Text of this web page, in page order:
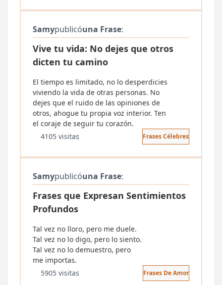
Samypublicóuna Frase:
Vive tu vida: No dejes que otros
dicten tu camino
El tiempo es limitado, no lo desperdicies
viviendo la vida de otras personas. No
dejes que el ruido de las opiniones de
otros, ahogue tu propia voz interior. Ten
el coraje de seguir tu corazón.
4105 visitas
Frases Célebres
Samypublicóuna Frase:
Frases que Expresan Sentimientos
Profundos
Tal vez no lloro, pero me duele.
Tal vez no lo digo, pero lo siento.
Tal vez no lo demuestro, pero
me importas.
5905 visitas
Frases De Amor